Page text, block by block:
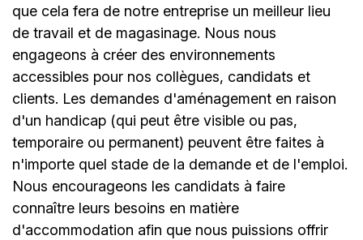
que cela fera de notre entreprise un meilleur lieu
de travail et de magasinage. Nous nous
engageons à créer des environnements
accessibles pour nos collègues, candidats et
clients. Les demandes d'aménagement en raison
d'un handicap (qui peut être visible ou pas,
temporaire ou permanent) peuvent être faites à
n'importe quel stade de la demande et de l'emploi.
Nous encourageons les candidats à faire
connaître leurs besoins en matière
d'accommodation afin que nous puissions offrir